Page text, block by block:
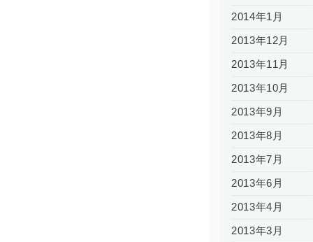
2014年1月
2013年12月
2013年11月
2013年10月
2013年9月
2013年8月
2013年7月
2013年6月
2013年4月
2013年3月